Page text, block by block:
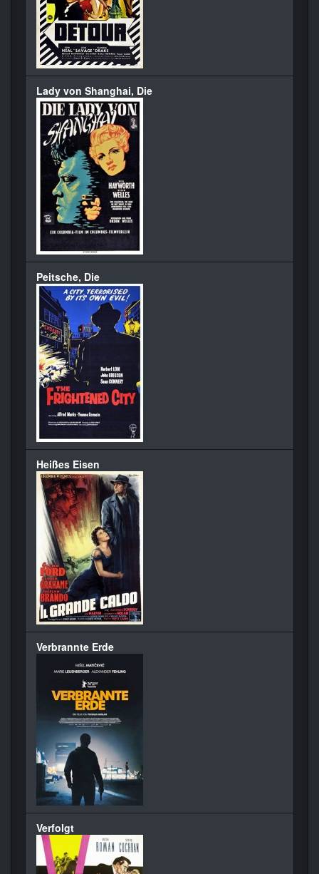
Lady von Shanghai, Die
Peitsche, Die
Heißes Eisen
Verbrannte Erde
Verfolgt